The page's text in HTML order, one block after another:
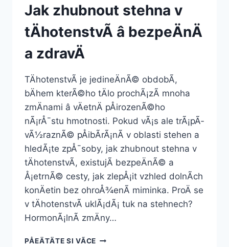
Jak zhubnout stehna v
tÄhotenstvÃ­ â bezpeÄnÄ
a zdravÄ
TÄhotenstvÃ­ je jedineÄnÃ© obdobÃ­,
bÄhem kterÃ©ho tÄlo prochÃ¡zÃ­ mnoha
zmÄnami â vÄetnÄ pÅirozenÃ©ho
nÃ¡rÅ¯stu hmotnosti. Pokud vÃ¡s ale trÃ¡pÃ­
vÃ½raznÃ© pÅibÃ­rÃ¡nÃ­ v oblasti stehen a
hledÃ¡te zpÅ¯soby, jak zhubnout stehna v
tÄhotenstvÃ­, existujÃ­ bezpeÄnÃ© a
Å¡etrnÃ© cesty, jak zlepÅ¡it vzhled dolnÃ­ch
konÄetin bez ohroÅ¾enÃ­ miminka. ProÄ se
v tÄhotenstvÃ­ uklÃ¡dÃ¡ tuk na stehnech?
HormonÃ¡lnÃ­ zmÄny…
PÅEÄTÄTE SI VÃ­CEJAK